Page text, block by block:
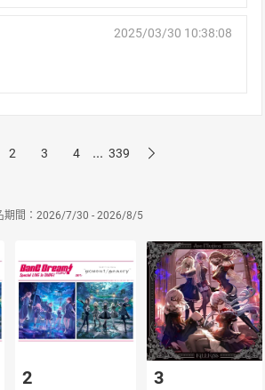
2025/03/30 10:38:08
2 3 4 ... 339
期間：2026/7/30 - 2026/8/5
2 3